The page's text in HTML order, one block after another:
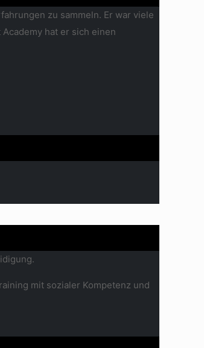
zu sammeln. Er war viele
hat er sich einen
mit sozialer Kompetenz und